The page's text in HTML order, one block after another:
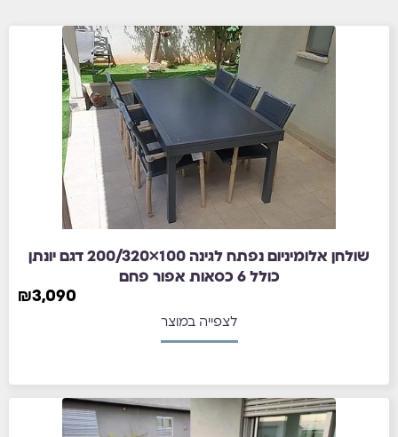
שולחן אלומיניום נפתח לגינה 100×200/320 דגם יונתן
כולל 6 כסאות אפור פחם
₪3,090
לצפייה במוצר